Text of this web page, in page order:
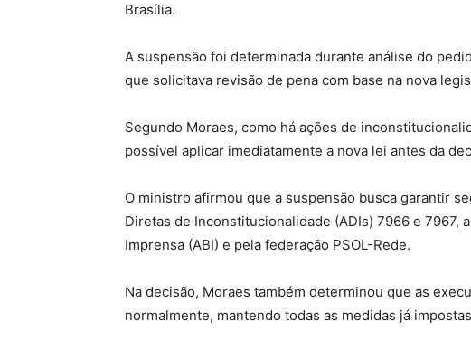
Brasília.
A suspensão foi determinada durante análise do
que solicitava revisão de pena com base na nova
Segundo Moraes, como há ações de
possível aplicar imediatamente a nova lei antes da
O ministro afirmou que a suspensão busca garantir
Diretas de Inconstitucionalidade (ADIs) 7966 e 7967,
Imprensa (ABI) e pela federação PSOL-Rede.
Na decisão, Moraes também determinou que as
normalmente, mantendo todas as medidas já